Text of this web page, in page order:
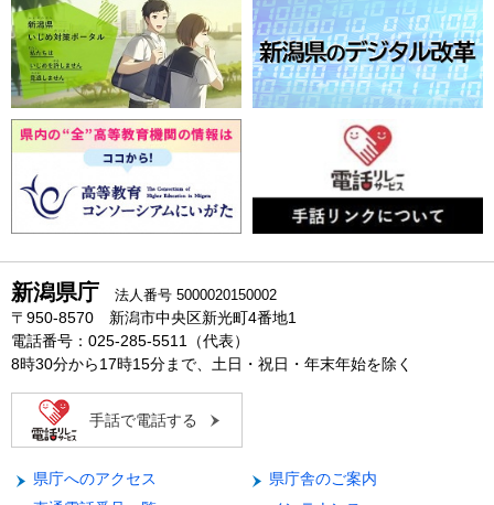
新潟県庁 法人番号 5000020150002
〒950-8570 新潟市中央区新光町4番地1
電話番号：025-285-5511（代表）
8時30分から17時15分まで、土日・祝日・年末年始を除く
手話で電話する
県庁へのアクセス
県庁舎のご案内